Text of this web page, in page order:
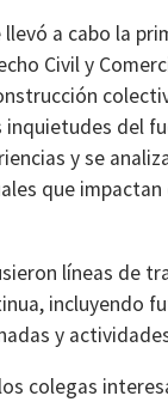
llevó a cabo la
Civil y
inquietudes del
y se
que impactan
líneas de
incluyendo
y
colegas